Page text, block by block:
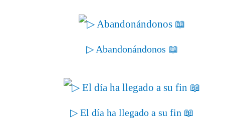
▷ Abandonándonos 📖
▷ El día ha llegado a su fin 📖